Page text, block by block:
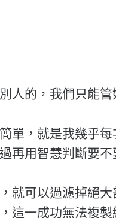
人的，我們只能管
單，就是我幾乎
再用智慧判斷要不
就可以過濾掉絕
這一成功無法複